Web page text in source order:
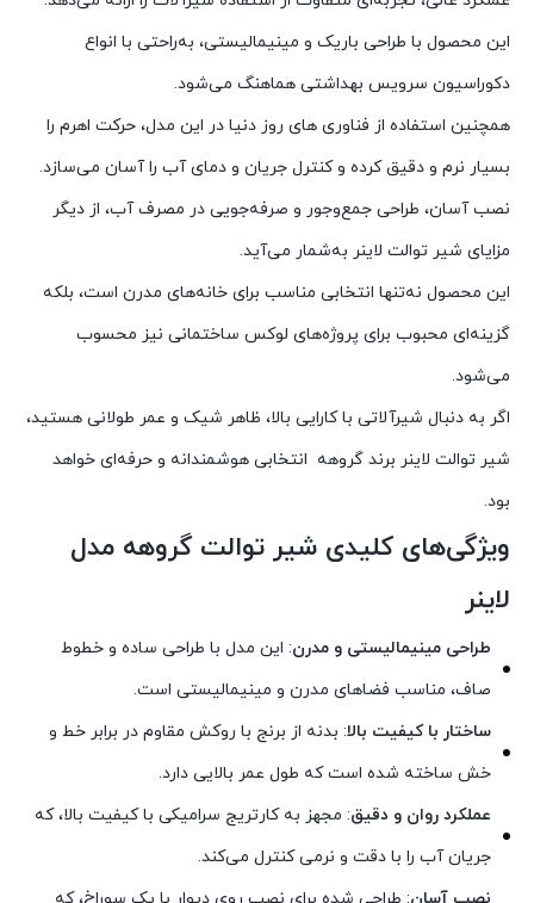
این محصول با طراحی باریک و مینیمالیستی، به‌راحتی با انواع
دکوراسیون سرویس بهداشتی هماهنگ می‌شود.
همچنین استفاده از فناوری های روز دنیا در این مدل، حرکت اهرم را
بسیار نرم و دقیق کرده و کنترل جریان و دمای آب را آسان می‌سازد.
نصب آسان، طراحی جمع‌وجور و صرفه‌جویی در مصرف آب، از دیگر
مزایای شیر توالت لاینر به‌شمار می‌آید.
این محصول نه‌تنها انتخابی مناسب برای خانه‌های مدرن است، بلکه
گزینه‌ای محبوب برای پروژه‌های لوکس ساختمانی نیز محسوب
می‌شود.
اگر به دنبال شیرآلاتی با کارایی بالا، ظاهر شیک و عمر طولانی هستید،
شیر توالت لاینر برند گروهه انتخابی هوشمندانه و حرفه‌ای خواهد
بود.
ویژگی‌های کلیدی شیر توالت گروهه مدل
لاینر
طراحی مینیمالیستی و مدرن: این مدل با طراحی ساده و خطوط
صاف، مناسب فضاهای مدرن و مینیمالیستی است.
ساختار با کیفیت بالا: بدنه از برنج با روکش مقاوم در برابر خط و
خش ساخته شده است که طول عمر بالایی دارد.
عملکرد روان و دقیق: مجهز به کارتریج سرامیکی با کیفیت بالا، که
جریان آب را با دقت و نرمی کنترل می‌کند.